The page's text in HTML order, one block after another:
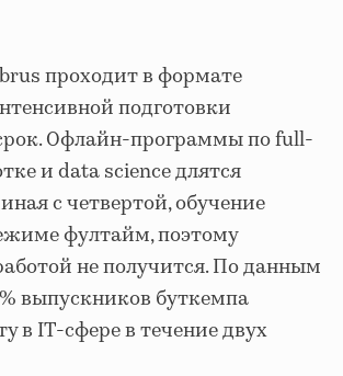
проходит в формате
подготовки
Офлайн-программы по full-
и data science длятся
с четвертой, обучение
фултайм, поэтому
не получится. По данным
выпускников буткемпа
в IT-сфере в течение двух